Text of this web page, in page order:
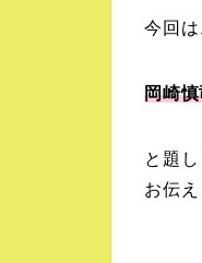
今回は
岡崎
と題
お伝え